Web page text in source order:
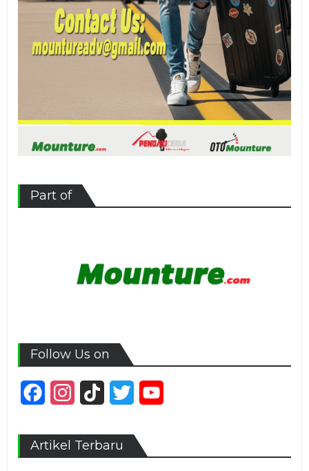
Part of
Follow Us on
FacebookInstagram
TikTok Twitter
Artikel Terbaru